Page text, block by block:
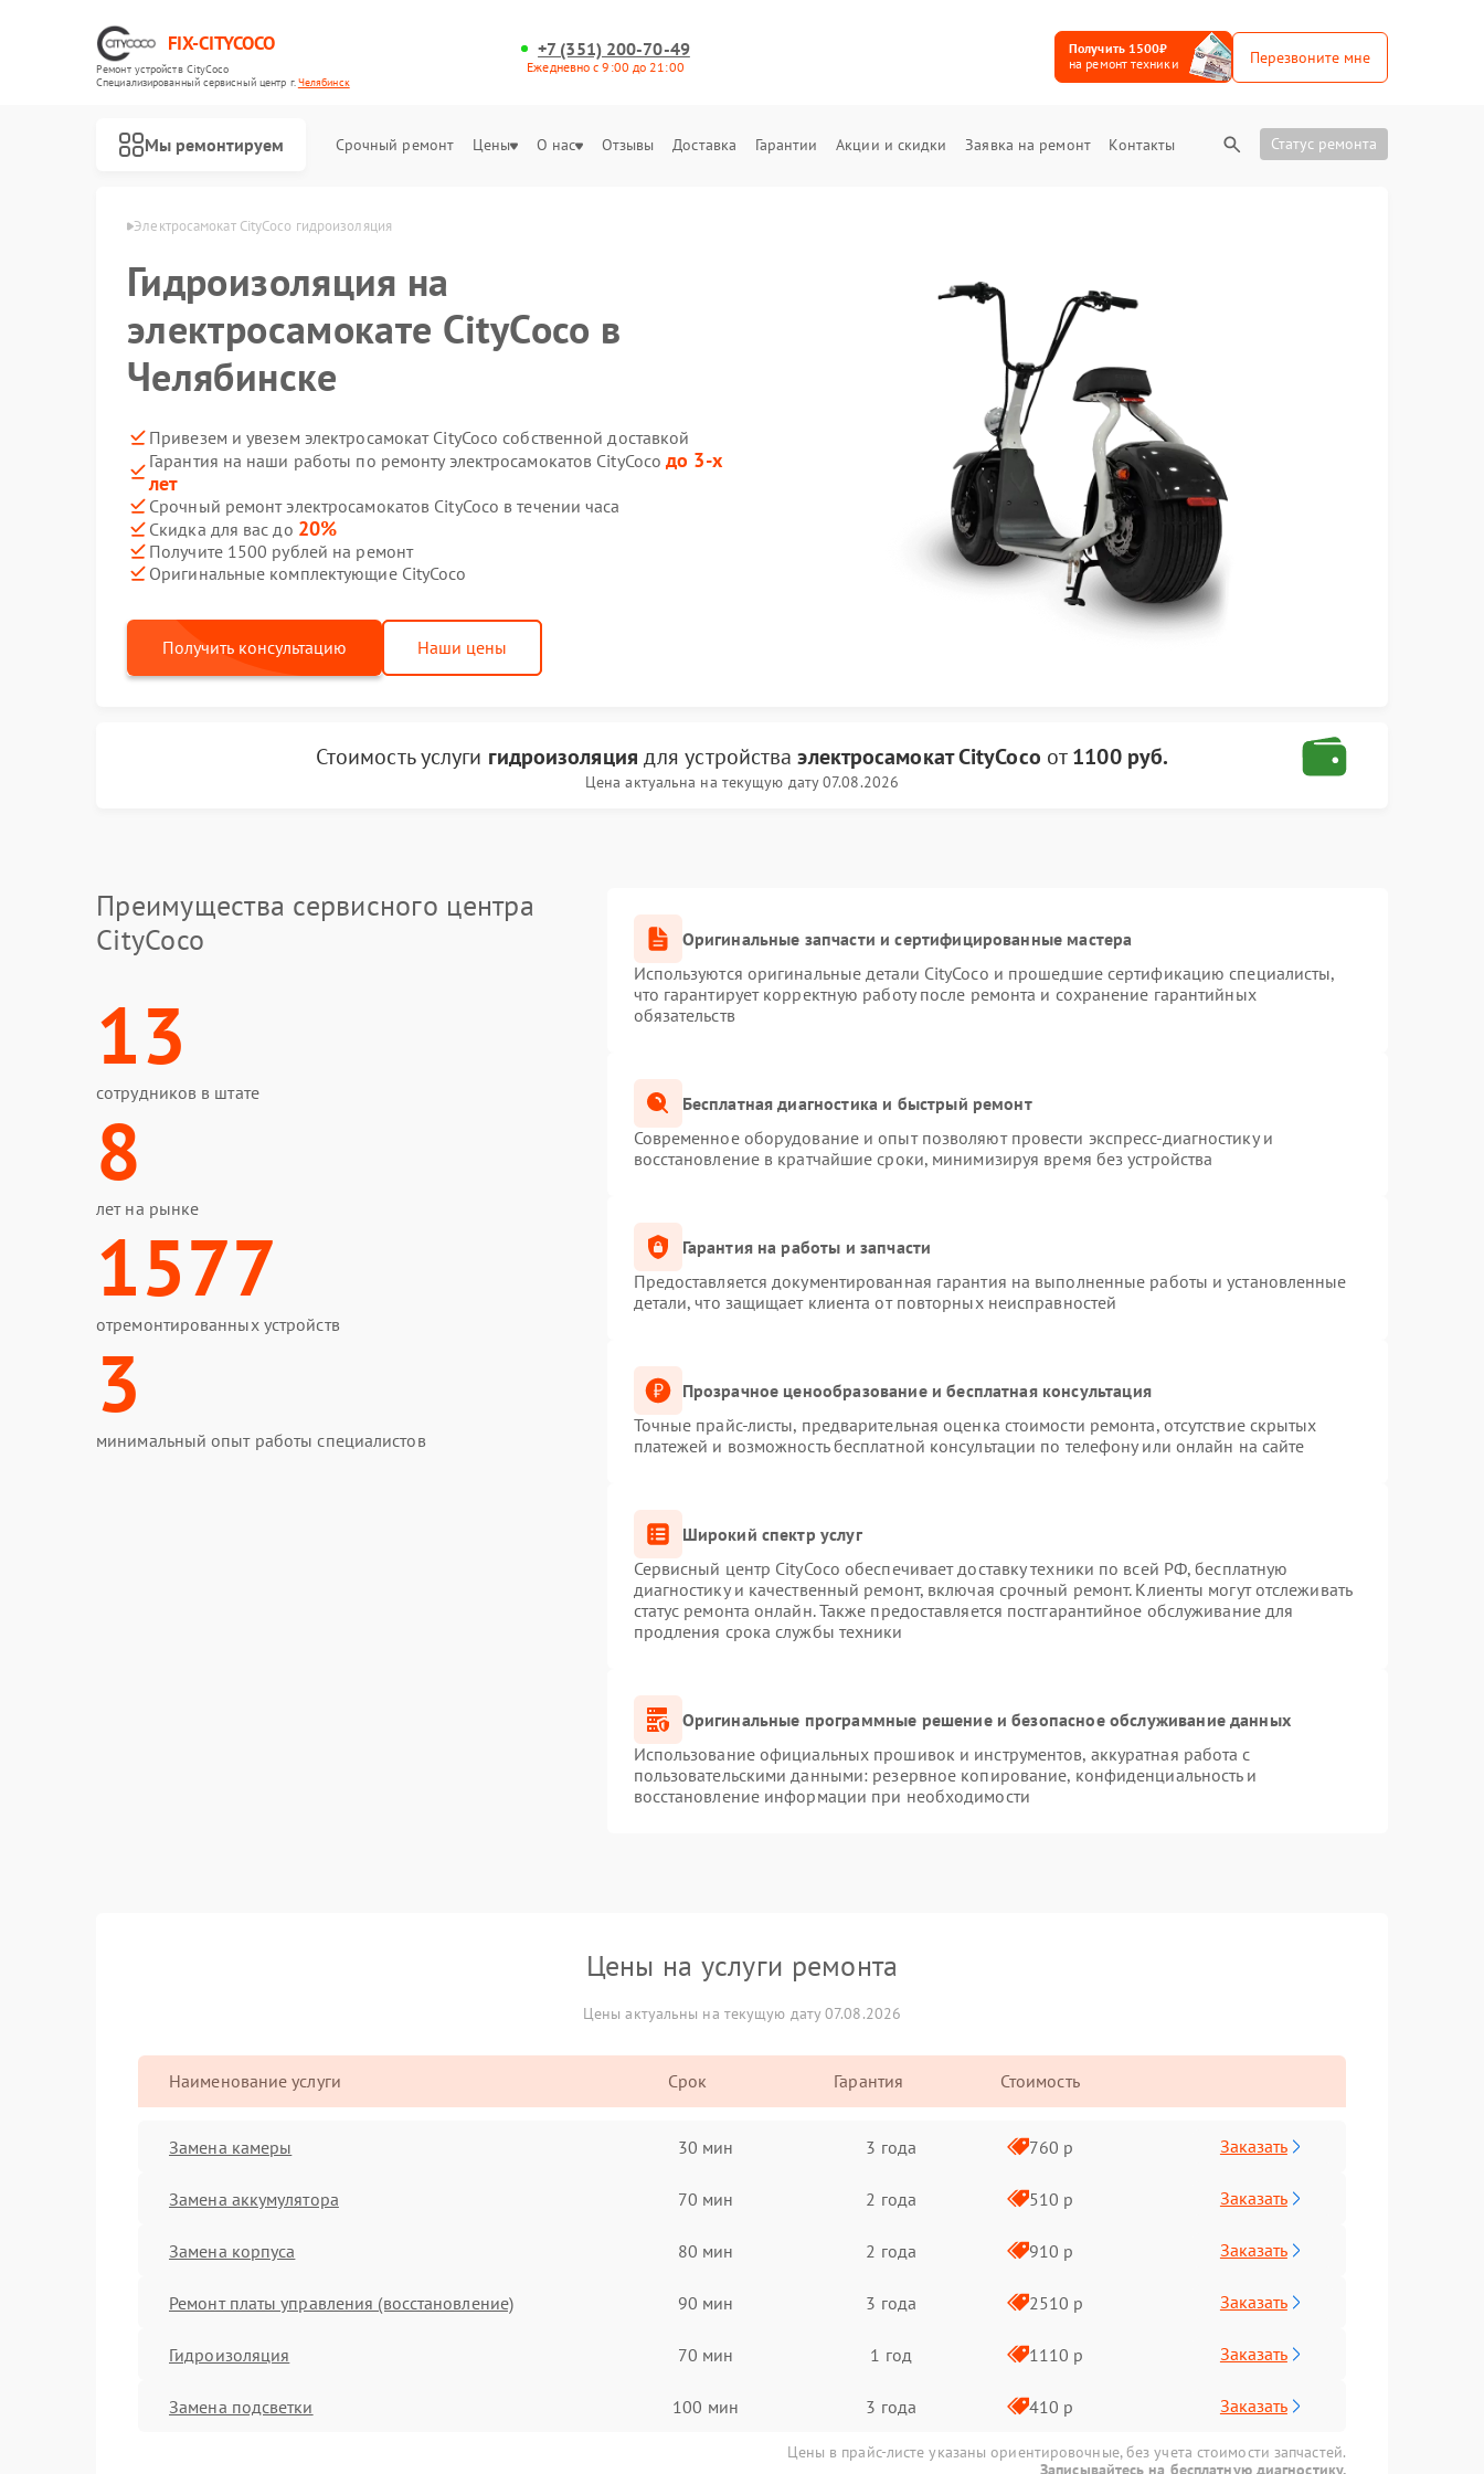
FIX-CITYCOCO
Ремонт устройств CityCoco
Специализированный cервисный центр г.Челябинск
+7 (351) 200-70-49
Ежедневно с 9:00 до 21:00
Получить 1500₽
на ремонт техники
Перезвоните мне
Мы ремонтируем Срочный ремонт Цены О нас Отзывы Доставка Гарантии Акции и скидки Заявка на ремонт Контакты Статус ремонта
в Челябинске Электросамокат CityCoco гидроизоляция
Гидроизоляция на
электросамокате CityCoco в
Челябинске
Привезем и увезем электросамокат CityCoco собственной доставкой
Гарантия на наши работы по ремонту электросамокатов CityCocoдо 3-х
лет
Срочный ремонт электросамокатов CityCoco в течении часа
Скидка для вас до 20%
Получите 1500 рублей на ремонт
Оригинальные комплектующие CityCoco
Получить консультацию Наши цены
Стоимость услуги гидроизоляция для устройстваэлектросамокат CityCoco от1100 руб.
Цена актуальна на текущую дату 07.08.2026
Преимущества сервисного центра
CityCoco
13
сотрудников в штате
8
лет на рынке
1577
отремонтированных устройств
3
минимальный опыт работы специалистов
Оригинальные запчасти и сертифицированные мастера
Используются оригинальные детали CityCoco и прошедшие сертификацию специалисты,
что гарантирует корректную работу после ремонта и сохранение гарантийных
обязательств
Бесплатная диагностика и быстрый ремонт
Современное оборудование и опыт позволяют провести экспресс-диагностику и
восстановление в кратчайшие сроки, минимизируя время без устройства
Гарантия на работы и запчасти
Предоставляется документированная гарантия на выполненные работы и установленные
детали, что защищает клиента от повторных неисправностей
Прозрачное ценообразование и бесплатная консультация
Точные прайс-листы, предварительная оценка стоимости ремонта, отсутствие скрытых
платежей и возможность бесплатной консультации по телефону или онлайн на сайте
Широкий спектр услуг
Сервисный центр CityCoco обеспечивает доставку техники по всей РФ, бесплатную
диагностику и качественный ремонт, включая срочный ремонт. Клиенты могут отслеживать
статус ремонта онлайн. Также предоставляется постгарантийное обслуживание для
продления срока службы техники
Оригинальные программные решение и безопасное обслуживание данных
Использование официальных прошивок и инструментов, аккуратная работа с
пользовательскими данными: резервное копирование, конфиденциальность и
восстановление информации при необходимости
Цены на услуги ремонта
Цены актуальны на текущую дату 07.08.2026
Наименование услуги Срок Гарантия Стоимость
Замена камеры 30 мин 3 года 760 р Заказать
Замена аккумулятора 70 мин 2 года 510 р Заказать
Замена корпуса 80 мин 2 года 910 р Заказать
Ремонт платы управления (восстановление) 90 мин 3 года 2510 р Заказать
Гидроизоляция 70 мин 1 год 1110 р Заказать
Замена подсветки 100 мин 3 года 410 р Заказать
Цены в прайс-листе указаны ориентировочные, без учета стоимости запчастей.
Записывайтесь на бесплатную диагностику.